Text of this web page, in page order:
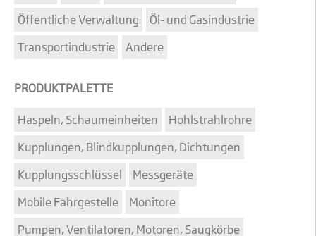
Öffentliche Verwaltung
Öl- und Gasindustrie
Transportindustrie
Andere
PRODUKTPALETTE
Haspeln, Schaumeinheiten
Hohlstrahlrohre
Kupplungen, Blindkupplungen, Dichtungen
Kupplungsschlüssel
Messgeräte
Mobile Fahrgestelle
Monitore
Pumpen, Ventilatoren, Motoren, Saugkörbe